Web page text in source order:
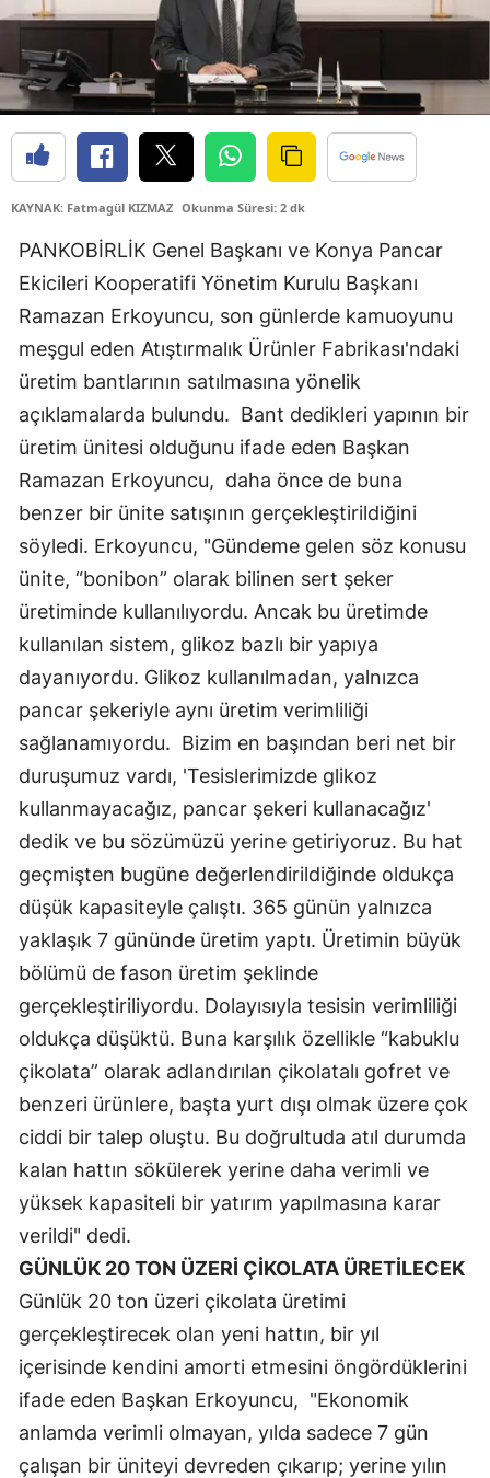
Denizli
Diyarbakır
Edirne
Elazığ
Eskişehir
Gaziantep
Giresun
Gümüşhane
Hakkari
Hatay
Isparta
Mersin
İstanbul
İzmir
Kastamonu
Kayseri
Kırklareli
Kırşehir
Kocaeli
Konya
Kütahya
Malatya
Manisa
Kahramanmaraş
Muğla
Muş
Nevşehir
Niğde
Ordu
KAYNAK: Fatmagül KIZMAZ Okunma Süresi: 2 dk
PANKOBİRLİK Genel Başkanı ve Konya Pancar
Ekicileri Kooperatifi Yönetim Kurulu Başkanı
Ramazan Erkoyuncu, son günlerde kamuoyunu
meşgul eden Atıştırmalık Ürünler Fabrikası'ndaki
üretim bantlarının satılmasına yönelik
açıklamalarda bulundu. Bant dedikleri yapının bir
üretim ünitesi olduğunu ifade eden Başkan
Ramazan Erkoyuncu, daha önce de buna
benzer bir ünite satışının gerçekleştirildiğini
söyledi. Erkoyuncu, "Gündeme gelen söz konusu
ünite, “bonibon” olarak bilinen sert şeker
üretiminde kullanılıyordu. Ancak bu üretimde
kullanılan sistem, glikoz bazlı bir yapıya
dayanıyordu. Glikoz kullanılmadan, yalnızca
pancar şekeriyle aynı üretim verimliliği
sağlanamıyordu. Bizim en başından beri net bir
duruşumuz vardı, 'Tesislerimizde glikoz
kullanmayacağız, pancar şekeri kullanacağız'
dedik ve bu sözümüzü yerine getiriyoruz. Bu hat
geçmişten bugüne değerlendirildiğinde oldukça
düşük kapasiteyle çalıştı. 365 günün yalnızca
yaklaşık 7 gününde üretim yaptı. Üretimin büyük
bölümü de fason üretim şeklinde
gerçekleştiriliyordu. Dolayısıyla tesisin verimliliği
oldukça düşüktü. Buna karşılık özellikle “kabuklu
çikolata” olarak adlandırılan çikolatalı gofret ve
benzeri ürünlere, başta yurt dışı olmak üzere çok
ciddi bir talep oluştu. Bu doğrultuda atıl durumda
kalan hattın sökülerek yerine daha verimli ve
yüksek kapasiteli bir yatırım yapılmasına karar
verildi" dedi.
GÜNLÜK 20 TON ÜZERİ ÇİKOLATA ÜRETİLECEK
Günlük 20 ton üzeri çikolata üretimi
gerçekleştirecek olan yeni hattın, bir yıl
içerisinde kendini amorti etmesini öngördüklerini
ifade eden Başkan Erkoyuncu, "Ekonomik
anlamda verimli olmayan, yılda sadece 7 gün
çalışan bir üniteyi devreden çıkarıp; yerine yılın